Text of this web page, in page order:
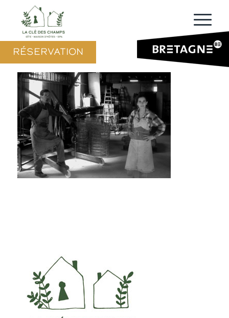
RÉSERVATION